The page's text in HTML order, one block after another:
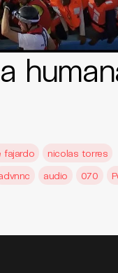
fajardo
nicolas torres
audio 070